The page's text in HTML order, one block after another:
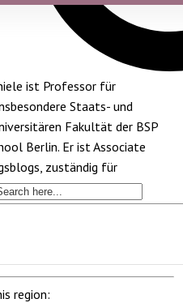
ist Professor für
Staats- und
Fakultät der BSP
Berlin. Er ist Associate
zuständig für
to this:
region: